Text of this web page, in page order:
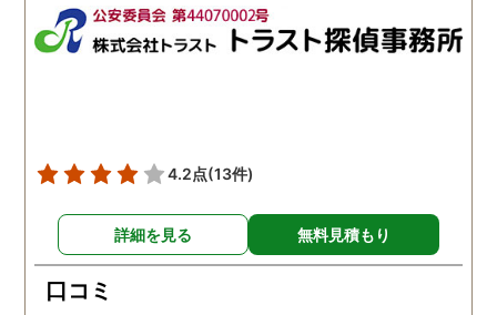
4.2点(13件)
詳細を見る 無料見積もり
口コミ